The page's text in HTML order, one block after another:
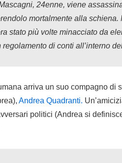
24enne, viene
mortalmente alla
stato più volte minacciato da
di conti all’interno
arriva un suo compagno di
Andrea Quadranti.
politici (Andrea si